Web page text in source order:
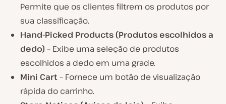
Permite que os clientes filtrem os produtos por
sua classificação.
Hand-Picked Products (Produtos escolhidos a
dedo) – Exibe uma seleção de produtos
escolhidos a dedo em uma grade.
Mini Cart– Fornece um botão de visualização
rápida do carrinho.